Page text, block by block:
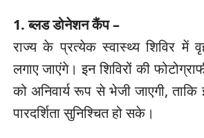
1. ब्लड डोनेशन कैंप –
राज्य के प्रत्येक स्वास्थ्य शिविर में
लगाए जाएंगे। इन शिविरों की
को अनिवार्य रूप से भेजी जाएगी,
पारदर्शिता सुनिश्चित हो सके।